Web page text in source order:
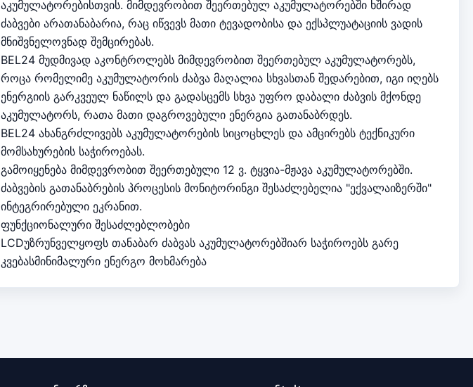
აკუმულატორებისთვის. მიმდევრობით შეერთებულ აკუმულატორებში ხშირად
ძაბვები არათანაბარია, რაც იწვევს მათი ტევადობისა და ექსპლუატაციის ვადის
მნიშვნელოვნად შემცირებას.
BEL24 მუდმივად აკონტროლებს მიმდევრობით შეერთებულ აკუმულატორებს,
როცა რომელიმე აკუმულატორის ძაბვა მაღალია სხვასთან შედარებით, იგი იღებს
ენერგიის გარკვეულ ნაწილს და გადასცემს სხვა უფრო დაბალი ძაბვის მქონდე
აკუმულატორს, რათა მათი დაგროვებული ენერგია გათანაბრდეს.
BEL24 ახანგრძლივებს აკუმულატორების სიცოცხლეს და ამცირებს ტექნიკური
მომსახურების საჭიროებას.
გამოიყენება მიმდევრობით შეერთებული 12 ვ. ტყვია-მჟავა აკუმულატორებში.
ძაბვების გათანაბრების პროცესის მონიტორინგი შესაძლებელია "ექვალაიზერში"
ინტეგრირებული ეკრანით.
ფუნქციონალური შესაძლებლობები
LCDუზრუნველყოფს თანაბარ ძაბვას აკუმულატორებშიარ საჭიროებს გარე
კვებასმინიმალური ენერგო მოხმარება